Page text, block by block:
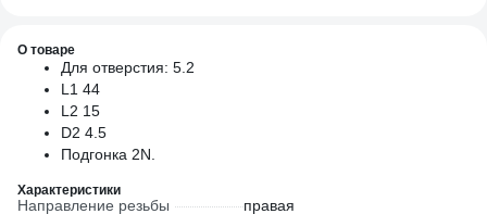
О товаре
Для отверстия: 5.2
L1 44
L2 15
D2 4.5
Подгонка 2N.
Характеристики
Направление резьбы
правая